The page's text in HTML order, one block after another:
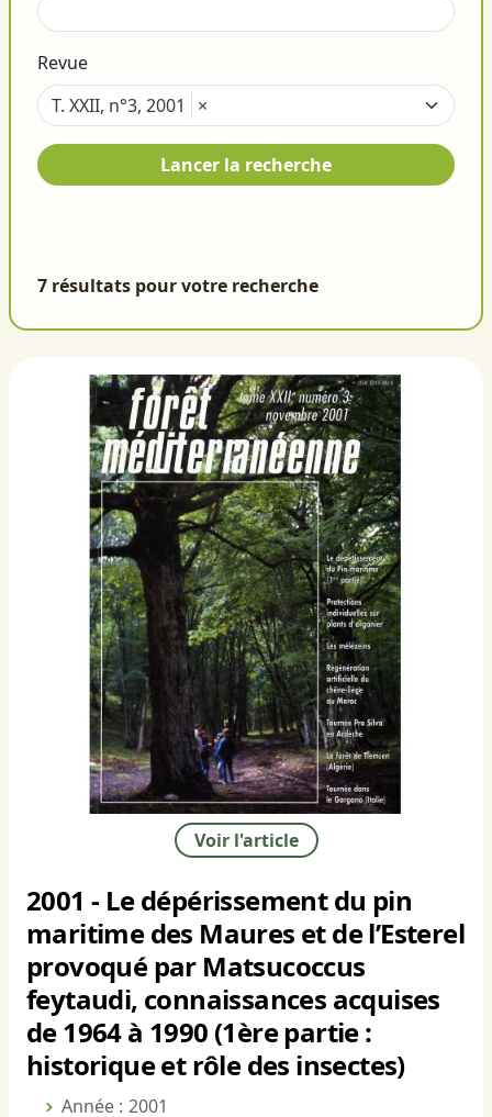
Revue
T. XXII, n°3, 2001
×
Lancer la recherche
7 résultats pour votre recherche
Voir l'article
2001 - Le dépérissement du pin
maritime des Maures et de l’Esterel
provoqué par Matsucoccus
feytaudi, connaissances acquises
de 1964 à 1990 (1ère partie :
historique et rôle des insectes)
Année : 2001